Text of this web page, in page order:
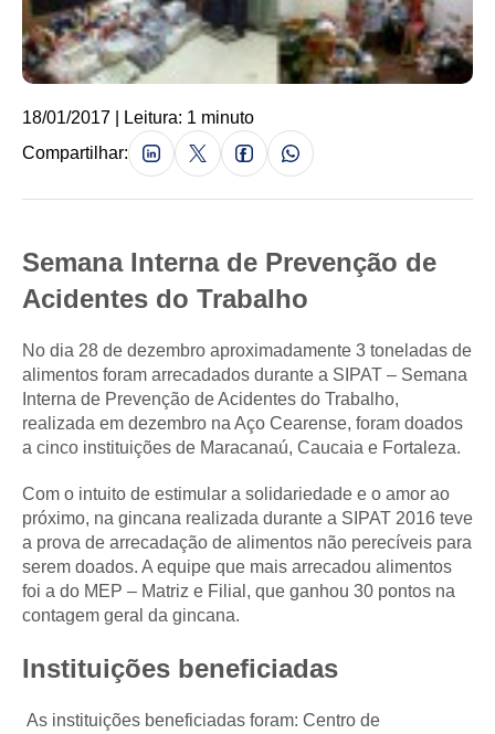
18/01/2017 | Leitura: 1 minuto
Compartilhar:
Semana Interna de Prevenção de
Acidentes do Trabalho
No dia 28 de dezembro aproximadamente 3 toneladas de
alimentos foram arrecadados durante a SIPAT – Semana
Interna de Prevenção de Acidentes do Trabalho,
realizada em dezembro na Aço Cearense, foram doados
a cinco instituições de Maracanaú, Caucaia e Fortaleza.
Com o intuito de estimular a solidariedade e o amor ao
próximo, na gincana realizada durante a SIPAT 2016 teve
a prova de arrecadação de alimentos não perecíveis para
serem doados. A equipe que mais arrecadou alimentos
foi a do MEP – Matriz e Filial, que ganhou 30 pontos na
contagem geral da gincana.
Instituições beneficiadas
As instituições beneficiadas foram: Centro de